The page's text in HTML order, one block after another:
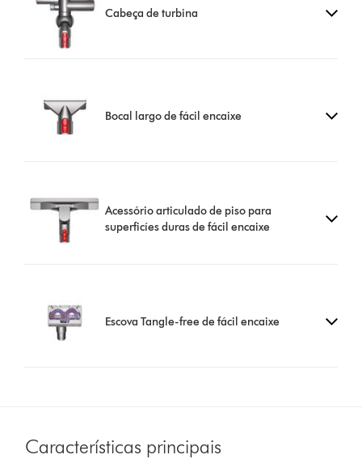
Cabeça de turbina
Bocal largo de fácil encaixe
Acessório articulado de piso para
superficíes duras de fácil encaixe
Escova Tangle-free de fácil encaixe
Características principais